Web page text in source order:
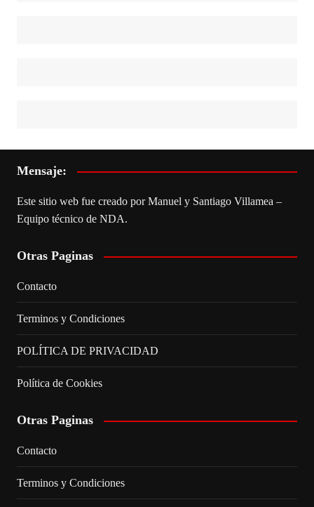
Mensaje:
Este sitio web fue creado por Manuel y Santiago Villamea –
Equipo técnico de NDA.
Otras Paginas
Contacto
Terminos y Condiciones
POLÍTICA DE PRIVACIDAD
Política de Cookies
Otras Paginas
Contacto
Terminos y Condiciones